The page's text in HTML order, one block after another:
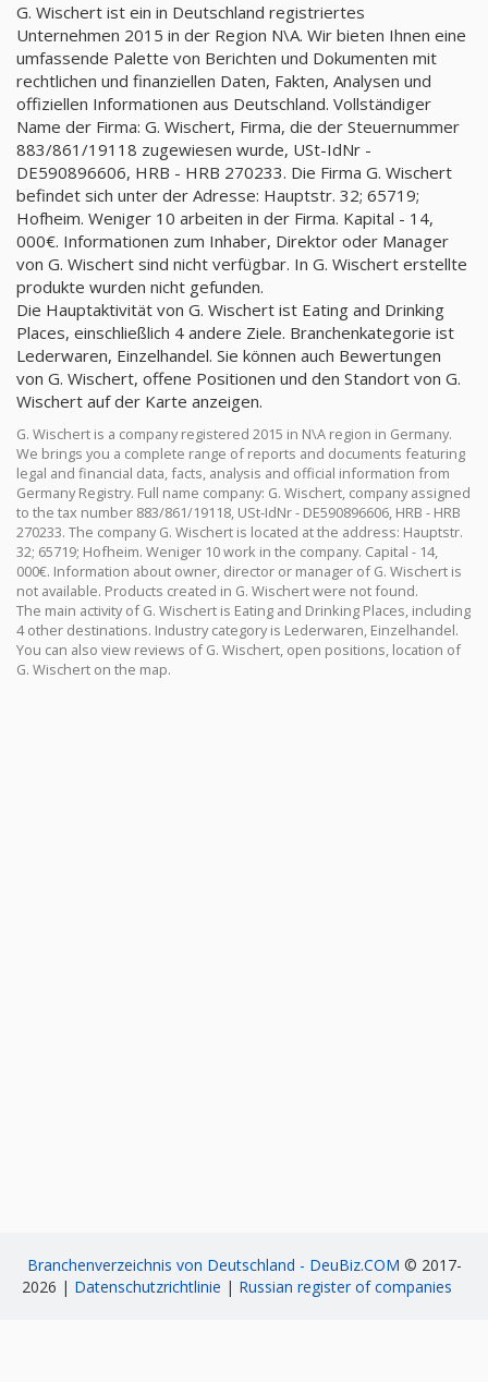
G. Wischert ist ein in Deutschland registriertes
Unternehmen 2015 in der Region N\A. Wir bieten Ihnen eine
umfassende Palette von Berichten und Dokumenten mit
rechtlichen und finanziellen Daten, Fakten, Analysen und
offiziellen Informationen aus Deutschland. Vollständiger
Name der Firma: G. Wischert, Firma, die der Steuernummer
883/861/19118 zugewiesen wurde, USt-IdNr -
DE590896606, HRB - HRB 270233. Die Firma G. Wischert
befindet sich unter der Adresse: Hauptstr. 32; 65719;
Hofheim. Weniger 10 arbeiten in der Firma. Kapital - 14,
000€. Informationen zum Inhaber, Direktor oder Manager
von G. Wischert sind nicht verfügbar. In G. Wischert erstellte
produkte wurden nicht gefunden.
Die Hauptaktivität von G. Wischert ist Eating and Drinking
Places, einschließlich 4 andere Ziele. Branchenkategorie ist
Lederwaren, Einzelhandel. Sie können auch Bewertungen
von G. Wischert, offene Positionen und den Standort von G.
Wischert auf der Karte anzeigen.
G. Wischert is a company registered 2015 in N\A region in Germany.
We brings you a complete range of reports and documents featuring
legal and financial data, facts, analysis and official information from
Germany Registry. Full name company: G. Wischert, company assigned
to the tax number 883/861/19118, USt-IdNr - DE590896606, HRB - HRB
270233. The company G. Wischert is located at the address: Hauptstr.
32; 65719; Hofheim. Weniger 10 work in the company. Capital - 14,
000€. Information about owner, director or manager of G. Wischert is
not available. Products created in G. Wischert were not found.
The main activity of G. Wischert is Eating and Drinking Places, including
4 other destinations. Industry category is Lederwaren, Einzelhandel.
You can also view reviews of G. Wischert, open positions, location of
G. Wischert on the map.
Branchenverzeichnis von Deutschland - DeuBiz.COM © 2017-
2026 | Datenschutzrichtlinie | Russian register of companies